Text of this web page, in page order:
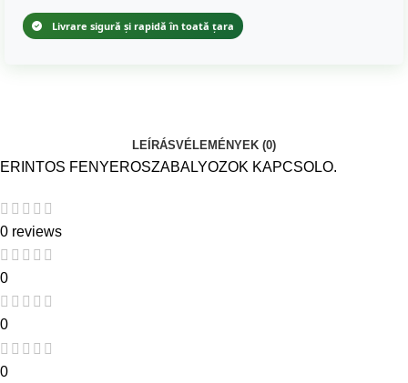
Livrare sigură și rapidă în toată țara
LEÍRÁSVÉLEMÉNYEK (0)
ERINTOS FENYEROSZABALYOZOK KAPCSOLO.
0 reviews
0
0
0